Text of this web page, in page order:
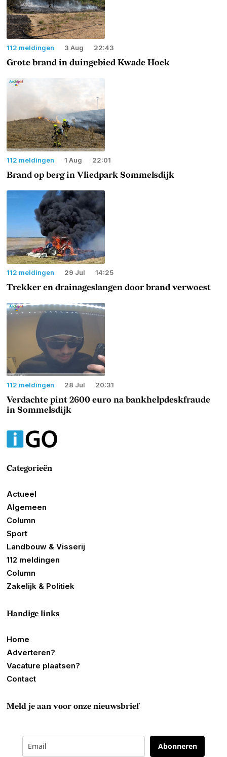
112 meldingen 3 Aug 22:43
Grote brand in duingebied Kwade Hoek
112 meldingen 1 Aug 22:01
Brand op berg in Vliedpark Sommelsdijk
112 meldingen 29 Jul 14:25
Trekker en drainageslangen door brand verwoest
112 meldingen 28 Jul 20:31
Verdachte pint 2600 euro na bankhelpdeskfraude
in Sommelsdijk
Categorieën
Actueel
Algemeen
Column
Sport
Landbouw & Visserij
112 meldingen
Column
Zakelijk & Politiek
Handige links
Home
Adverteren?
Vacature plaatsen?
Contact
Meld je aan voor onze nieuwsbrief
Abonneren